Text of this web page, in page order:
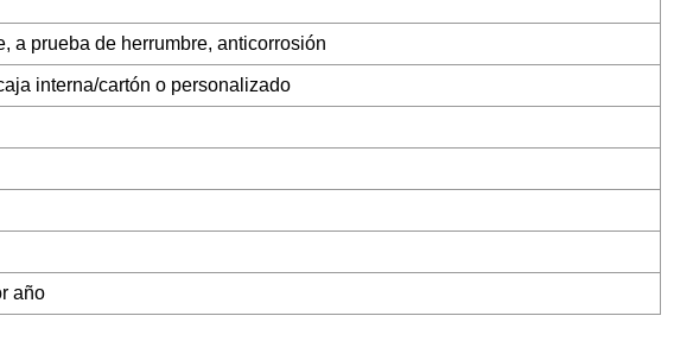
a prueba de herrumbre, anticorrosión
interna/cartón o personalizado
año